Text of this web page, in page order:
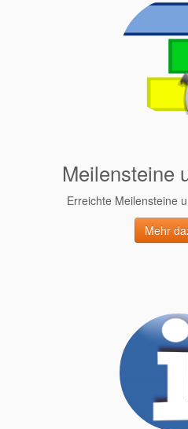
Meilensteine
Erreichte Meilensteine
Mehr